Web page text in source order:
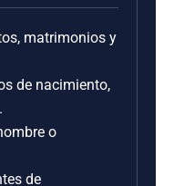
matrimonios y
de nacimiento,
o
de